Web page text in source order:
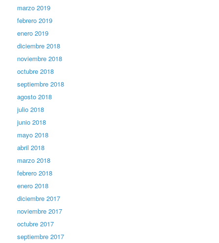
marzo 2019
febrero 2019
enero 2019
diciembre 2018
noviembre 2018
octubre 2018
septiembre 2018
agosto 2018
julio 2018
junio 2018
mayo 2018
abril 2018
marzo 2018
febrero 2018
enero 2018
diciembre 2017
noviembre 2017
octubre 2017
septiembre 2017